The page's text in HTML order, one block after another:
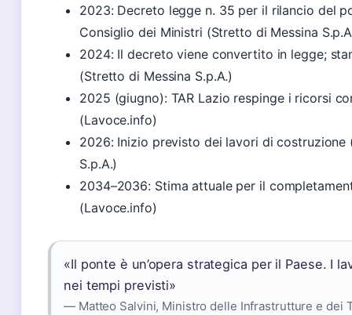
2023: Decreto legge n. 35 per il rilancio del
Consiglio dei Ministri (Stretto di Messina
2024: Il decreto viene convertito in legge;
(Stretto di Messina S.p.A.)
2025 (giugno): TAR Lazio respinge i ricorsi
(Lavoce.info)
2026: Inizio previsto dei lavori di costruzione
S.p.A.)
2034–2036: Stima attuale per il
(Lavoce.info)
«Il ponte è un’opera strategica per il Paese. I
nei tempi previsti»
— Matteo Salvini, Ministro delle Infrastrutture e dei